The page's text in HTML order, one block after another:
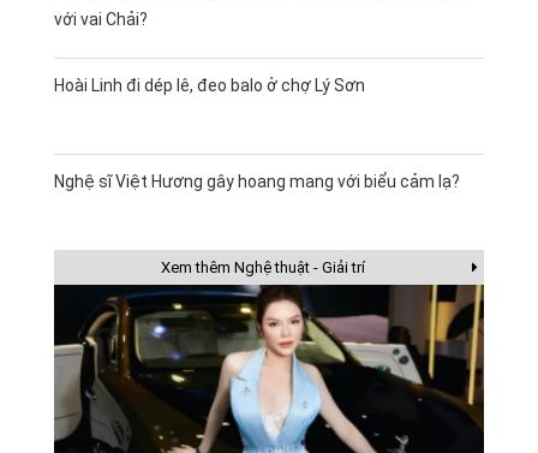
với vai Chải?
Hoài Linh đi dép lê, đeo balo ở chợ Lý Sơn
Nghệ sĩ Việt Hương gây hoang mang với biểu cảm lạ?
Xem thêm Nghệ thuật - Giải trí